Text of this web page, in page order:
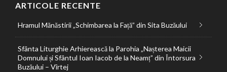
ARTICOLE RECENTE
Hramul Mănăstirii „Schimbarea la Față” din Sita Buzăului
Sfânta Liturghie Arhierească la Parohia „Nașterea Maicii
Domnului și Sfântul Ioan Iacob de la Neamț” din Întorsura
Buzăului – Vîrtej